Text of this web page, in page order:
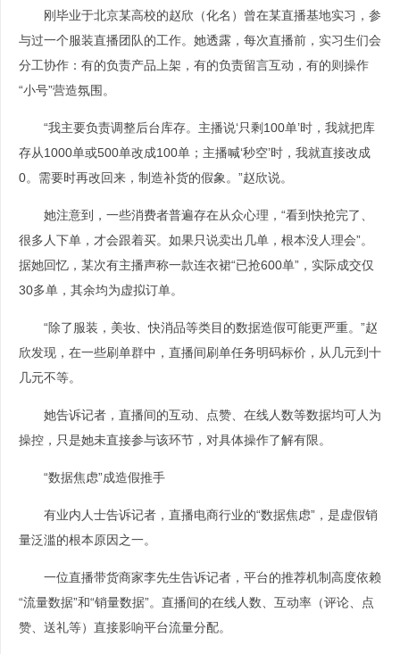
刚毕业于北京某高校的赵欣（化名）曾在某直播基地实习，参
与过一个服装直播团队的工作。她透露，每次直播前，实习生们会
分工协作：有的负责产品上架，有的负责留言互动，有的则操作
“小号”营造氛围。
“我主要负责调整后台库存。主播说‘只剩100单’时，我就把库
存从1000单或500单改成100单；主播喊‘秒空’时，我就直接改成
0。需要时再改回来，制造补货的假象。”赵欣说。
她注意到，一些消费者普遍存在从众心理，“看到快抢完了、
很多人下单，才会跟着买。如果只说卖出几单，根本没人理会”。
据她回忆，某次有主播声称一款连衣裙“已抢600单”，实际成交仅
30多单，其余均为虚拟订单。
“除了服装，美妆、快消品等类目的数据造假可能更严重。”赵
欣发现，在一些刷单群中，直播间刷单任务明码标价，从几元到十
几元不等。
她告诉记者，直播间的互动、点赞、在线人数等数据均可人为
操控，只是她未直接参与该环节，对具体操作了解有限。
“数据焦虑”成造假推手
有业内人士告诉记者，直播电商行业的“数据焦虑”，是虚假销
量泛滥的根本原因之一。
一位直播带货商家李先生告诉记者，平台的推荐机制高度依赖
“流量数据”和“销量数据”。直播间的在线人数、互动率（评论、点
赞、送礼等）直接影响平台流量分配。